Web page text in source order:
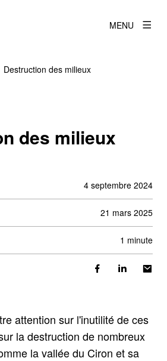
MENU
Destruction des milieux
des milieux
4 septembre 2024
21 mars 2025
1 minute
attention sur l'inutilité de ces
la destruction de nombreux
la vallée du Ciron et sa